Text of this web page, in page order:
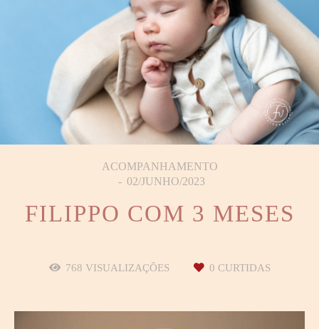
ACOMPANHAMENTO
02/JUNHO/2023
FILIPPO COM 3 MESES
768 VISUALIZAÇÕES 0 CURTIDAS